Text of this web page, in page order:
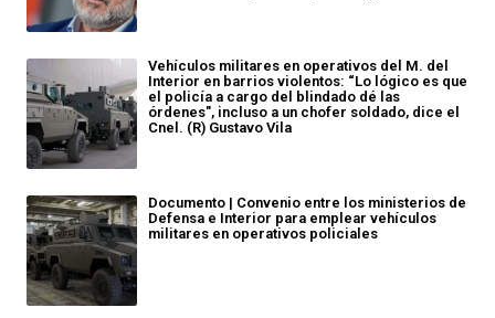
Vehículos militares en operativos del M. del
Interior en barrios violentos: “Lo lógico es que
el policía a cargo del blindado dé las
órdenes", incluso a un chofer soldado, dice el
Cnel. (R) Gustavo Vila
Documento | Convenio entre los ministerios de
Defensa e Interior para emplear vehículos
militares en operativos policiales